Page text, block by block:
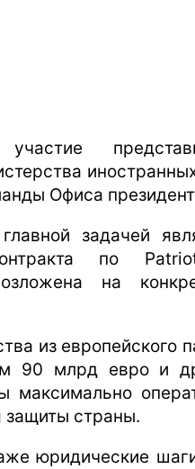
Офиса
задачей
по
на
из европейского
90 млрд евро и
максимально
защиты страны.
юридические